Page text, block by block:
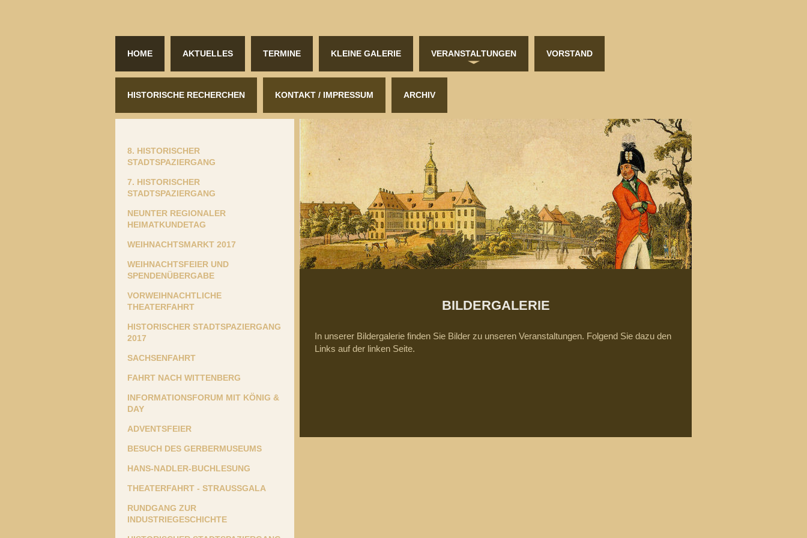
HOME AKTUELLES TERMINE KLEINE GALERIE VERANSTALTUNGEN VORSTAND
HISTORISCHE RECHERCHEN KONTAKT / IMPRESSUM ARCHIV
BILDERGALERIE
In unserer Bildergalerie finden Sie Bilder zu unseren Veranstaltungen. Folgend Sie dazu den
Links auf der linken Seite.
8. HISTORISCHER
STADTSPAZIERGANG
7. HISTORISCHER
STADTSPAZIERGANG
NEUNTER REGIONALER
HEIMATKUNDETAG
WEIHNACHTSMARKT 2017
WEIHNACHTSFEIER UND
SPENDENÜBERGABE
VORWEIHNACHTLICHE
THEATERFAHRT
HISTORISCHER STADTSPAZIERGANG
2017
SACHSENFAHRT
FAHRT NACH WITTENBERG
INFORMATIONSFORUM MIT KÖNIG &
DAY
ADVENTSFEIER
BESUCH DES GERBERMUSEUMS
HANS-NADLER-BUCHLESUNG
THEATERFAHRT - STRAUSSGALA
RUNDGANG ZUR
INDUSTRIEGESCHICHTE